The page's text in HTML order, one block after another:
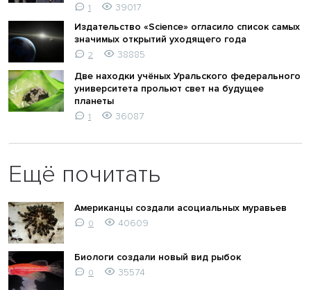
1
39017
Издательство «Science» огласило список самых
значимых открытий уходящего года
2
38885
Две находки учёных Уральского федерального
университета прольют свет на будущее
планеты
1 36087
Ещё почитать
Американцы создали асоциальных муравьев
0 40609
Биологи создали новый вид рыбок
0 35574